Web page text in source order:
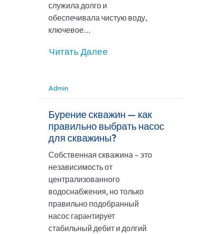
служила долго и
обеспечивала чистую воду,
ключевое...
Читать Далее
Admin
Бурение скважин — как
правильно выбрать насос
для скважины?
Собственная скважина – это
независимость от
централизованного
водоснабжения, но только
правильно подобранный
насос гарантирует
стабильный дебит и долгий